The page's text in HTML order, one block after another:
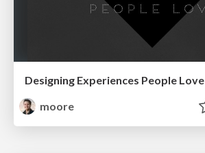
Designing Experiences People Love
moore